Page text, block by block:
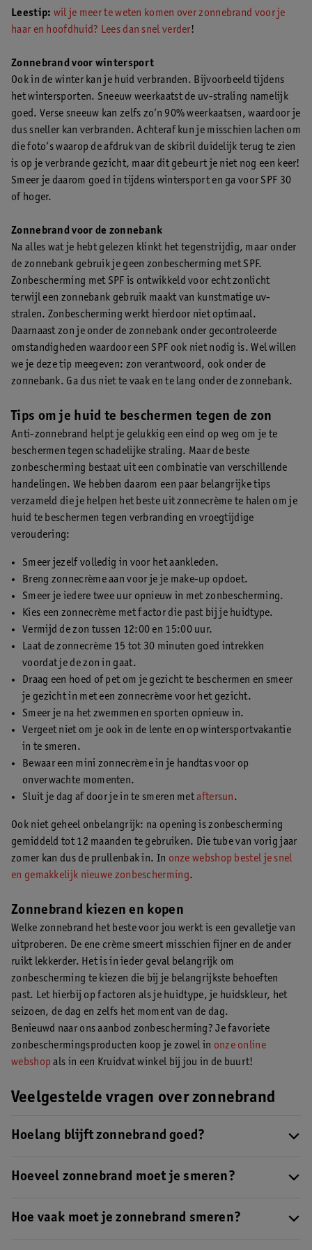
Leestip: wil je meer te weten komen over zonnebrand voor je
haar en hoofdhuid? Lees dan snel verder!
Zonnebrand voor wintersport
Ook in de winter kan je huid verbranden. Bijvoorbeeld tijdens
het wintersporten. Sneeuw weerkaatst de uv-straling namelijk
goed. Verse sneeuw kan zelfs zo’n 90% weerkaatsen, waardoor je
dus sneller kan verbranden. Achteraf kun je misschien lachen om
die foto’s waarop de afdruk van de skibril duidelijk terug te zien
is op je verbrande gezicht, maar dit gebeurt je niet nog een keer!
Smeer je daarom goed in tijdens wintersport en ga voor SPF 30
of hoger.
Zonnebrand voor de zonnebank
Na alles wat je hebt gelezen klinkt het tegenstrijdig, maar onder
de zonnebank gebruik je geen zonbescherming met SPF.
Zonbescherming met SPF is ontwikkeld voor echt zonlicht
terwijl een zonnebank gebruik maakt van kunstmatige uv-
stralen. Zonbescherming werkt hierdoor niet optimaal.
Daarnaast zon je onder de zonnebank onder gecontroleerde
omstandigheden waardoor een SPF ook niet nodig is. Wel willen
we je deze tip meegeven: zon verantwoord, ook onder de
zonnebank. Ga dus niet te vaak en te lang onder de zonnebank.
Tips om je huid te beschermen tegen de zon
Anti-zonnebrand helpt je gelukkig een eind op weg om je te
beschermen tegen schadelijke straling. Maar de beste
zonbescherming bestaat uit een combinatie van verschillende
handelingen. We hebben daarom een paar belangrijke tips
verzameld die je helpen het beste uit zonnecrème te halen om je
huid te beschermen tegen verbranding en vroegtijdige
veroudering:
Smeer jezelf volledig in voor het aankleden.
Breng zonnecrème aan voor je je make-up opdoet.
Smeer je iedere twee uur opnieuw in met zonbescherming.
Kies een zonnecrème met factor die past bij je huidtype.
Vermijd de zon tussen 12:00 en 15:00 uur.
Laat de zonnecrème 15 tot 30 minuten goed intrekken
voordat je de zon in gaat.
Draag een hoed of pet om je gezicht te beschermen en smeer
je gezicht in met een zonnecrème voor het gezicht.
Smeer je na het zwemmen en sporten opnieuw in.
Vergeet niet om je ook in de lente en op wintersportvakantie
in te smeren.
Bewaar een mini zonnecrème in je handtas voor op
onverwachte momenten.
Sluit je dag af door je in te smeren metaftersun.
Ook niet geheel onbelangrijk: na opening is zonbescherming
gemiddeld tot 12 maanden te gebruiken. Die tube van vorig jaar
zomer kan dus de prullenbak in. In onze webshop bestel je snel
en gemakkelijk nieuwe zonbescherming.
Zonnebrand kiezen en kopen
Welke zonnebrand het beste voor jou werkt is een gevalletje van
uitproberen. De ene crème smeert misschien fijner en de ander
ruikt lekkerder. Het is in ieder geval belangrijk om
zonbescherming te kiezen die bij je belangrijkste behoeften
past. Let hierbij op factoren als je huidtype, je huidskleur, het
seizoen, de dag en zelfs het moment van de dag.
Benieuwd naar ons aanbod zonbescherming? Je favoriete
zonbeschermingsproducten koop je zowel in onze online
webshop als in een Kruidvat winkel bij jou in de buurt!
Veelgestelde vragen over zonnebrand
Hoelang blijft zonnebrand goed?
zonnebrand gemiddeld tot twee jaar bewaren. Eenmaal geopend
zonnebrand houdbaar is
Hoeveel zonnebrand moet je smeren?
zonnebrandcrème, die je huid nodig heeft, voor iedereen
Hoe vaak moet je zonnebrand smeren?